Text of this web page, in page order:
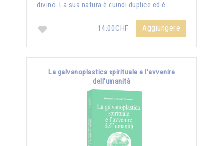
divino. La sua natura è quindi duplice ed è …
14.00CHF Aggiungere
La galvanoplastica spirituale e l'avvenire
dell'umanità